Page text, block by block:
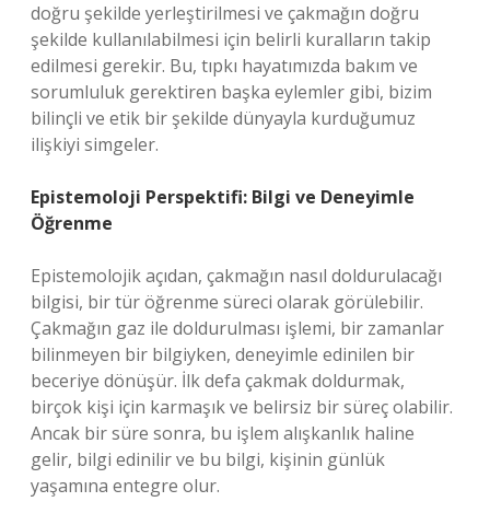
doğru şekilde yerleştirilmesi ve çakmağın doğru
şekilde kullanılabilmesi için belirli kuralların takip
edilmesi gerekir. Bu, tıpkı hayatımızda bakım ve
sorumluluk gerektiren başka eylemler gibi, bizim
bilinçli ve etik bir şekilde dünyayla kurduğumuz
ilişkiyi simgeler.
Epistemoloji Perspektifi: Bilgi ve Deneyimle
Öğrenme
Epistemolojik açıdan, çakmağın nasıl doldurulacağı
bilgisi, bir tür öğrenme süreci olarak görülebilir.
Çakmağın gaz ile doldurulması işlemi, bir zamanlar
bilinmeyen bir bilgiyken, deneyimle edinilen bir
beceriye dönüşür. İlk defa çakmak doldurmak,
birçok kişi için karmaşık ve belirsiz bir süreç olabilir.
Ancak bir süre sonra, bu işlem alışkanlık haline
gelir, bilgi edinilir ve bu bilgi, kişinin günlük
yaşamına entegre olur.